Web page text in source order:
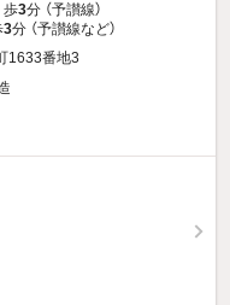
歩3分 （予讃線）
3分 （予讃線など）
1633番地3